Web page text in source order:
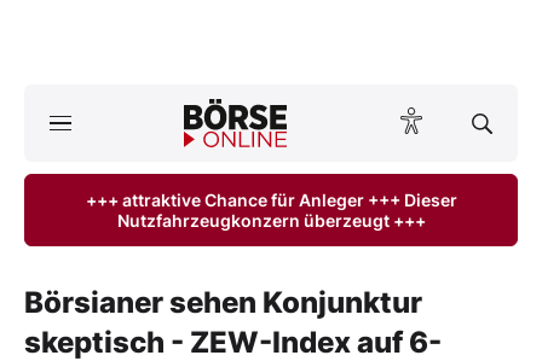
Anlageprodukte
Finanz-Check
Abo & Shop
+++ attraktive Chance für Anleger +++ Dieser
Nutzfahrzeugkonzern überzeugt +++
Börsianer sehen Konjunktur
skeptisch - ZEW-Index auf 6-